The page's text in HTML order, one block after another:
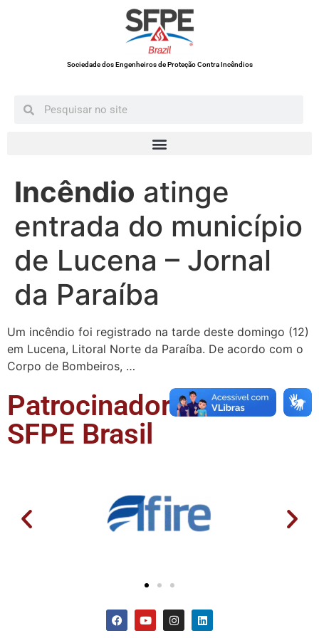
Sociedade dos Engenheiros de Proteção Contra Incêndios
Incêndio atinge
entrada do município
de Lucena – Jornal
da Paraíba
Um incêndio foi registrado na tarde deste domingo (12)
em Lucena, Litoral Norte da Paraíba. De acordo com o
Corpo de Bombeiros, …
Patrocinadores da
SFPE Brasil